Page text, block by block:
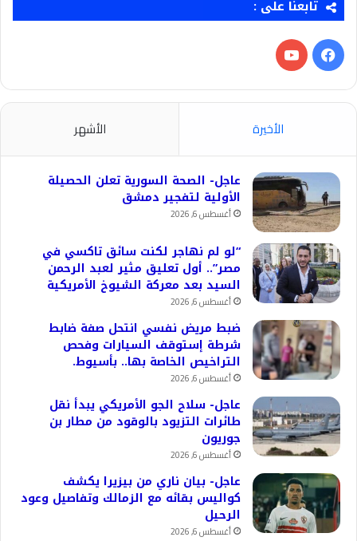
تابعنا على :
فيسبوك‫YouTube
الأخيرة الأشهر
عاجل- الصحة السورية تعلن الحصيلة
الأولية لتفجير دمشق
أغسطس 6, 2026
“لو لم نهاجر لكنت سائق تاكسي في
مصر”.. أول تعليق مثير لعبد الرحمن
السيد بعد معركة الشيوخ الأمريكية
أغسطس 6, 2026
ضبط مريض نفسي انتحل صفة ضابط
شرطة إستوقف السيارات وفحص
التراخيص الخاصة بها.. بأسيوط.
أغسطس 6, 2026
عاجل- سلاح الجو الأمريكي يبدأ نقل
طائرات التزيود بالوقود من مطار بن
جوريون
أغسطس 6, 2026
عاجل- بيان ناري من بيزيرا يكشف
كواليس بقائه مع الزمالك وتفاصيل وعود
الرحيل
أغسطس 6, 2026